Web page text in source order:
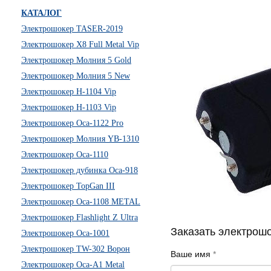
КАТАЛОГ
Электрошокер TASER-2019
Электрошокер X8 Full Metal Vip
Электрошокер Молния 5 Gold
Электрошокер Молния 5 New
Электрошокер H-1104 Vip
Электрошокер H-1103 Vip
Электрошокер Оса-1122 Pro
Электрошокер Молния YB-1310
Электрошокер Оса-1110
Электрошокер дубинка Оса-918
Электрошокер TopGan III
Электрошокер Оса-1108 METAL
Электрошокер Flashlight Z Ultra
Электрошокер Оса-1001
Электрошокер TW-302 Ворон
Электрошокер Оса-А1 Metal
Заказать
Ваше имя *